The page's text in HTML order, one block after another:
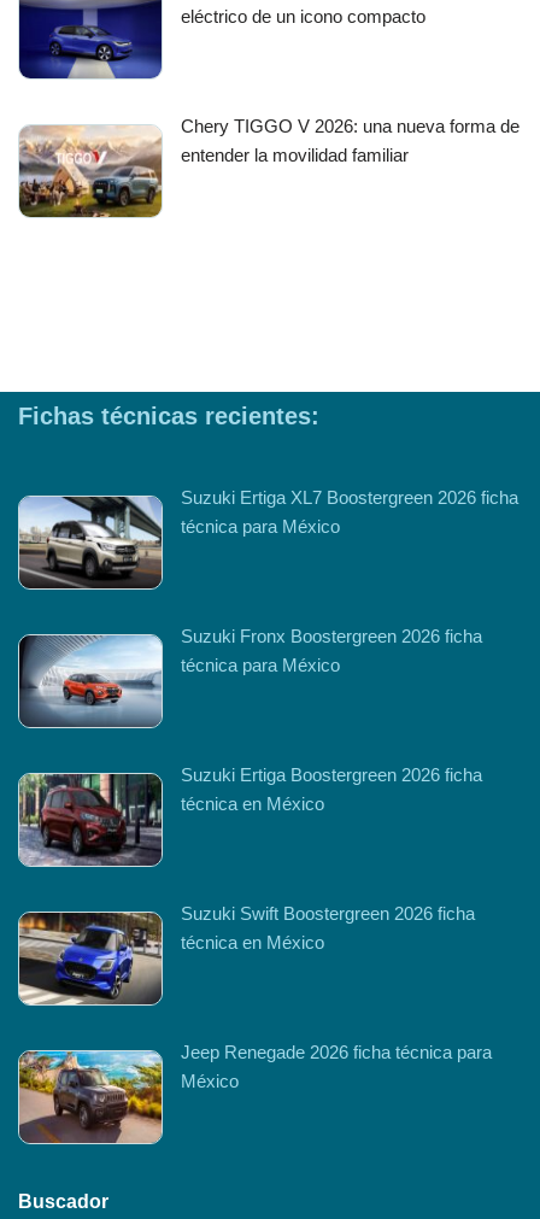
eléctrico de un icono compacto
Chery TIGGO V 2026: una nueva forma de
entender la movilidad familiar
Fichas técnicas recientes:
Suzuki Ertiga XL7 Boostergreen 2026 ficha
técnica para México
Suzuki Fronx Boostergreen 2026 ficha
técnica para México
Suzuki Ertiga Boostergreen 2026 ficha
técnica en México
Suzuki Swift Boostergreen 2026 ficha
técnica en México
Jeep Renegade 2026 ficha técnica para
México
Buscador